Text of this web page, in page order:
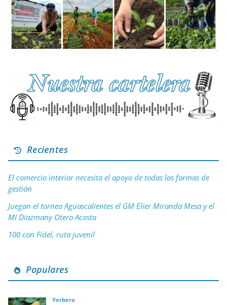
Recientes
El comercio interior necesita el apoyo de todas las formas de
gestión
Juegan el torneo Aguascalientes el GM Elier Miranda Mesa y el
MI Diazmany Otero Acosta
100 con Fidel, ruta juvenil
Populares